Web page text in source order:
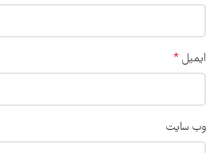
ایمیل *
وب‌ سایت